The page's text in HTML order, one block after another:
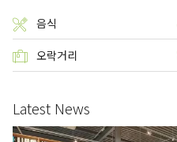
음식
오락거리
Latest News